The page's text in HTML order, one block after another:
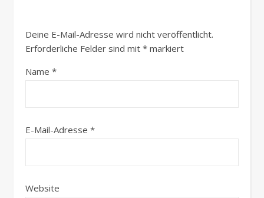
Deine E-Mail-Adresse wird nicht veröffentlicht.
Erforderliche Felder sind mit * markiert
Name *
E-Mail-Adresse *
Website